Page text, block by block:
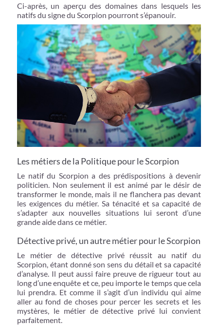
Ci-après, un aperçu des domaines dans lesquels les
natifs du signe du Scorpion pourront s’épanouir.
Les métiers de la Politique pour le Scorpion
Le natif du Scorpion a des prédispositions à devenir
politicien. Non seulement il est animé par le désir de
transformer le monde, mais il ne flanchera pas devant
les exigences du métier. Sa ténacité et sa capacité de
s’adapter aux nouvelles situations lui seront d’une
grande aide dans ce métier.
Détective privé, un autre métier pour le Scorpion
Le métier de détective privé réussit au natif du
Scorpion, étant donné son sens du détail et sa capacité
d’analyse. Il peut aussi faire preuve de rigueur tout au
long d’une enquête et ce, peu importe le temps que cela
lui prendra. Et comme il s’agit d’un individu qui aime
aller au fond de choses pour percer les secrets et les
mystères, le métier de détective privé lui convient
parfaitement.